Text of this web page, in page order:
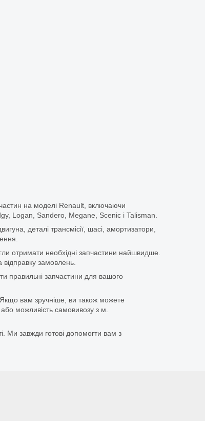
на моделі Renault, включаючи
Logan, Sandero, Megane, Scenic і Talisman.
деталі трансмісії, шасі, амортизатори,
отримати необхідні запчастини найшвидше.
замовлень.
правильні запчастини для вашого
вам зручніше, ви також можете
можливість самовивозу з м.
Ми завжди готові допомогти вам з